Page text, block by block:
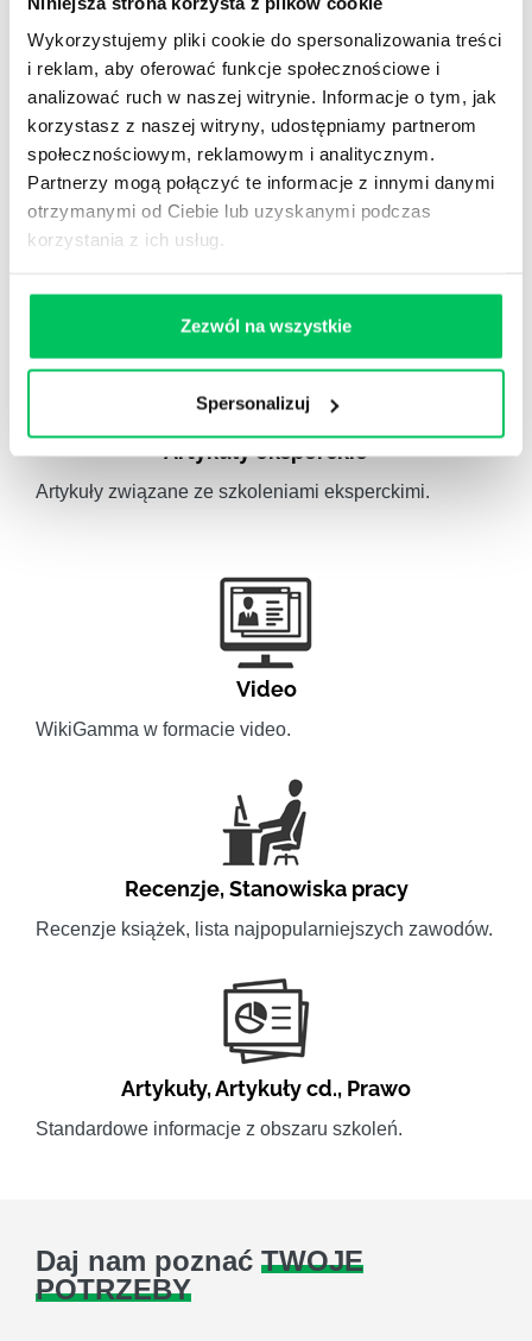
Wykorzystujemy pliki cookie do spersonalizowania treści
i reklam, aby oferować funkcje społecznościowe i
analizować ruch w naszej witrynie. Informacje o tym, jak
korzystasz z naszej witryny, udostępniamy partnerom
społecznościowym, reklamowym i analitycznym.
Partnerzy mogą połączyć te informacje z innymi danymi
otrzymanymi od Ciebie lub uzyskanymi podczas
korzystania z ich usług.
Zezwól na wszystkie
Spersonalizuj
Autorskie raporty, wartościowy know-how, pigułki
wiedzy.
Gamma Q&A
obszaru HR.
Artykuły eksperckie
Artykuły związane ze szkoleniami eksperckimi.
Video
WikiGamma w formacie video.
Recenzje,Stanowiska pracy
Recenzje książek, lista najpopularniejszych zawodów.
Artykuły,Artykuły cd., Prawo
Standardowe informacje z obszaru szkoleń.
Daj nam poznać TWOJE
POTRZEBY